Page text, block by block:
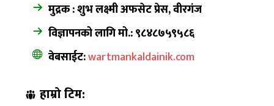
मुद्रक : शुभ लक्ष्मी अफसेट प्रेस, वीरगंज
विज्ञापनको लागि मो.: ९८४८७५९५८६
वेबसाईट:wartmankaldainik.com
हाम्रो टिम: